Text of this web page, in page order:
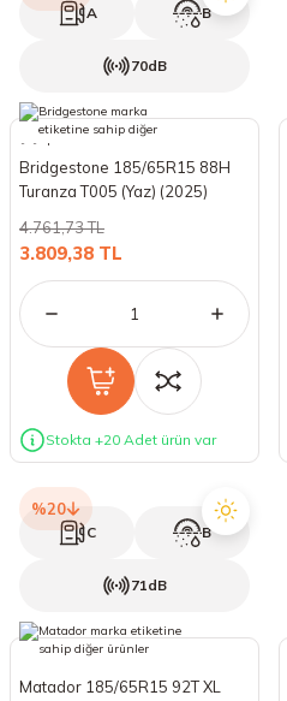
A B
70dB
Bridgestone 185/65R15 88H
Turanza T005 (Yaz) (2025)
3.809,38 TL
4.761,73 TL
Stokta +20 Adet ürün var
%20
C B
71dB
Matador 185/65R15 92T XL